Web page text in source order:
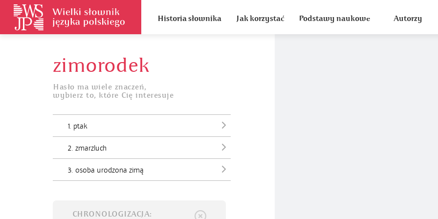
Historia słownika Jak korzystać Podstawy naukowe Autorzy
zimorodek
Hasło ma wiele znaczeń,
wybierz to, które Cię interesuje
1. ptak
2. zmarzluch
3. osoba urodzona zimą
CHRONOLOGIZACJA: